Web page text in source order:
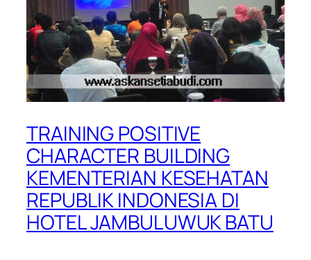
TRAINING POSITIVE
CHARACTER BUILDING
KEMENTERIAN KESEHATAN
REPUBLIK INDONESIA DI
HOTEL JAMBULUWUK BATU